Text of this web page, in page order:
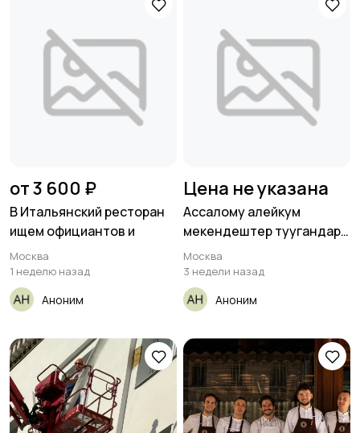
от 3 600 ₽
В Итальянский ресторан
ищем официантов и
Москва
1 неделю назад
Аноним
Цена не указана
Ассалому алейкум
мекендештер туугандар
эртенкиге 70
Москва
3 недели назад
Аноним